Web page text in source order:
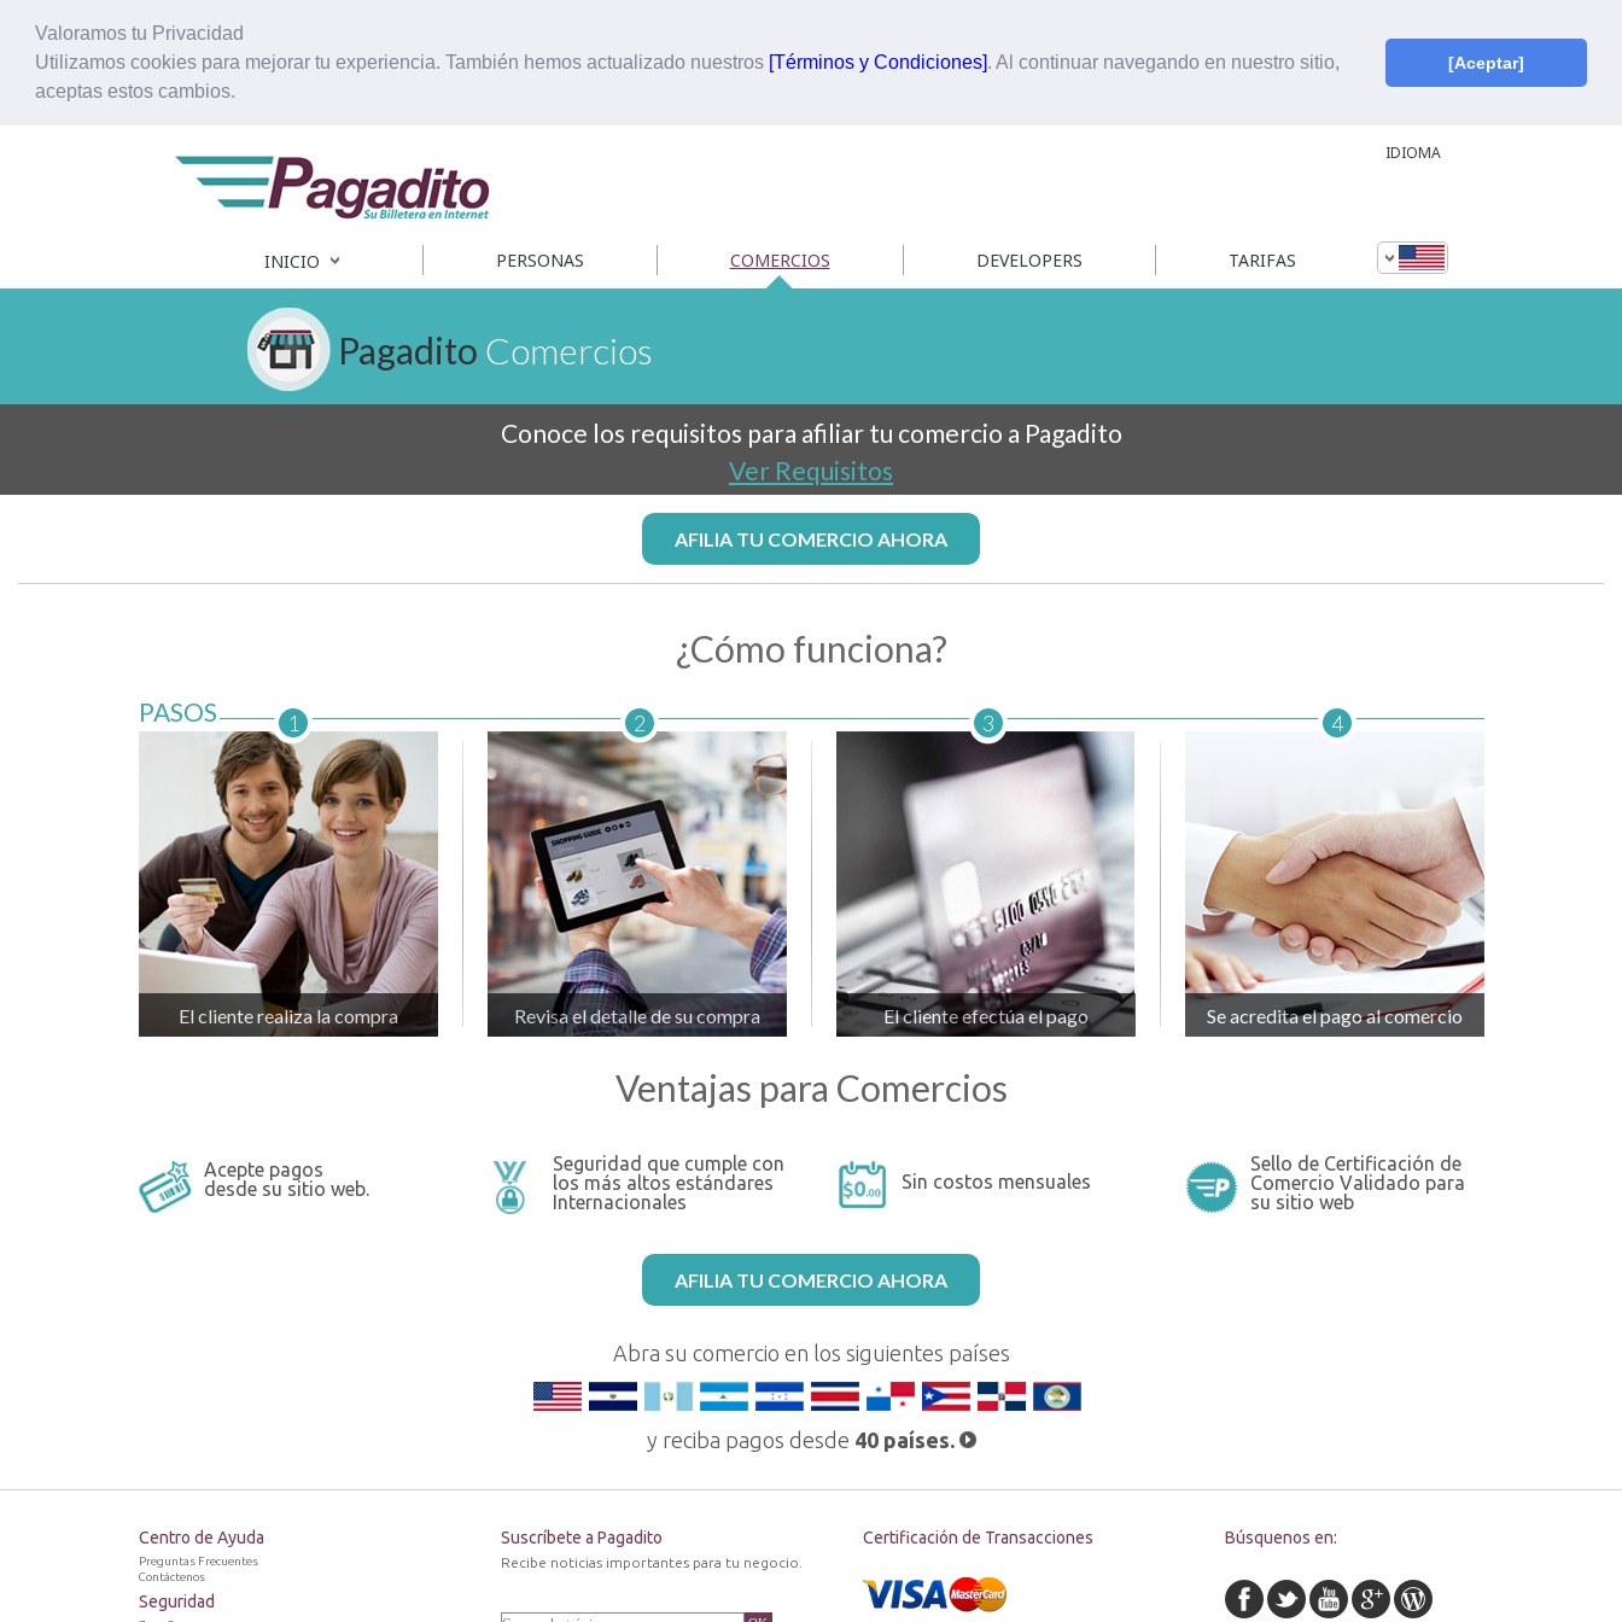
Valoramos tu Privacidad
Utilizamos cookies para mejorar tu experiencia. También hemos actualizado nuestros [Términos y Condiciones]. Al continuar navegando en nuestro sitio,
aceptas estos cambios.
[Aceptar]
IDIOMA
INICIO PERSONAS COMERCIOS DEVELOPERS TARIFAS
Pagadito Comercios
Conoce los requisitos para afiliar tu comercio a Pagadito
Ver Requisitos
AFILIA TU COMERCIO AHORA
¿Cómo funciona?
PASOS 1 2 3 4
El cliente realiza la compra Revisa el detalle de su compra El cliente efectúa el pago Se acredita el pago al comercio
Ventajas para Comercios
Acepte pagos
desde su sitio web.
Seguridad que cumple con
los más altos estándares
Internacionales
Sin costos mensuales
Sello de Certificación de
Comercio Validado para
su sitio web
AFILIA TU COMERCIO AHORA
Abra su comercio en los siguientes países
y reciba pagos desde 40 países.
Centro de Ayuda
Preguntas Frecuentes
Contáctenos
Seguridad
Suscríbete a Pagadito
Recibe noticias importantes para tu negocio.
Certificación de Transacciones Búsquenos en: